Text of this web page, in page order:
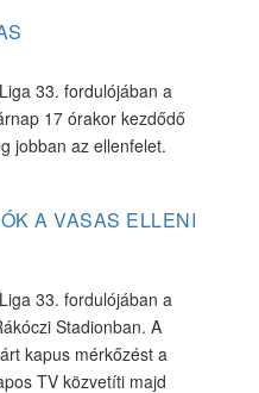
33. fordulójában a
17 órakor kezdődő
jobban az ellenfelet.
A VASAS ELLENI
33. fordulójában a
Stadionban. A
kapus mérkőzést a
TV közvetíti majd